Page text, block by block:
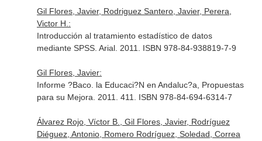
Gil Flores, Javier, Rodriguez Santero, Javier, Perera,
Victor H.:
Introducción al tratamiento estadístico de datos
mediante SPSS. Arial. 2011. ISBN 978-84-938819-7-9
Gil Flores, Javier:
Informe ?Baco. la Educaci?N en Andaluc?a, Propuestas
para su Mejora. 2011. 411. ISBN 978-84-694-6314-7
Álvarez Rojo, Víctor B., Gil Flores, Javier, Rodríguez
Diéguez, Antonio, Romero Rodríguez, Soledad, Correa